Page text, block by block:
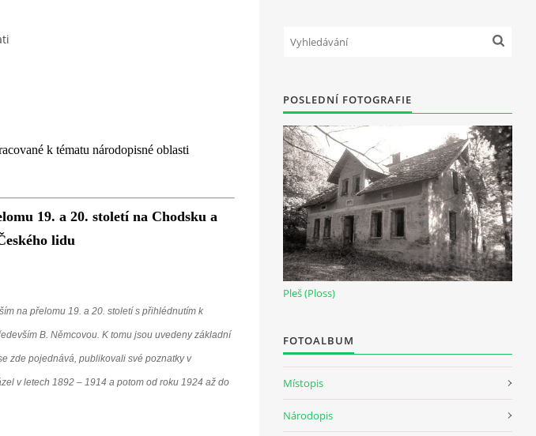
k tématu národopisné oblasti
19. a 20. století na Chodsku a
lidu
na přelomu 19. a 20. století s přihlédnutím k
B. Němcovou. K tomu jsou uvedeny základní
zde pojednává, publikovali své poznatky v
v letech 1892 – 1914 a potom od roku 1924 až do
POSLEDNÍ FOTOGRAFIE
Pleš (Ploss)
FOTOALBUM
Místopis
Národopis